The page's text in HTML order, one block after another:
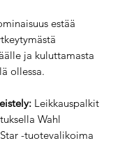
estää
ja kuluttamasta
ollessa.
Leikkauspalkit
Wahl
-tuotevalikoima